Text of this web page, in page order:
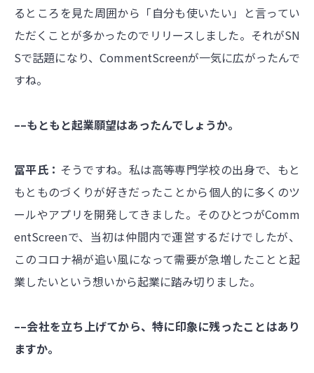
るところを見た周囲から「自分も使いたい」と言ってい
ただくことが多かったのでリリースしました。それがSN
Sで話題になり、CommentScreenが一気に広がったんで
すね。
––もともと起業願望はあったんでしょうか。
冨平氏： そうですね。私は高等専門学校の出身で、もと
もとものづくりが好きだったことから個人的に多くのツ
ールやアプリを開発してきました。そのひとつがComm
entScreenで、当初は仲間内で運営するだけでしたが、
このコロナ禍が追い風になって需要が急増したことと起
業したいという想いから起業に踏み切りました。
––会社を立ち上げてから、特に印象に残ったことはあり
ますか。